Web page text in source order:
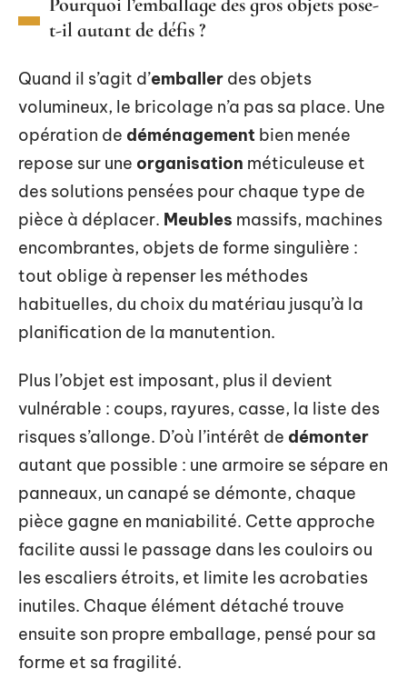
t-il autant de défis ?
Quand il s’agit d’emballer des objets
volumineux, le bricolage n’a pas sa place. Une
opération de déménagement bien menée
repose sur une organisation méticuleuse et
des solutions pensées pour chaque type de
pièce à déplacer. Meubles massifs, machines
encombrantes, objets de forme singulière :
tout oblige à repenser les méthodes
habituelles, du choix du matériau jusqu’à la
planification de la manutention.
Plus l’objet est imposant, plus il devient
vulnérable : coups, rayures, casse, la liste des
risques s’allonge. D’où l’intérêt de démonter
autant que possible : une armoire se sépare en
panneaux, un canapé se démonte, chaque
pièce gagne en maniabilité. Cette approche
facilite aussi le passage dans les couloirs ou
les escaliers étroits, et limite les acrobaties
inutiles. Chaque élément détaché trouve
ensuite son propre emballage, pensé pour sa
forme et sa fragilité.